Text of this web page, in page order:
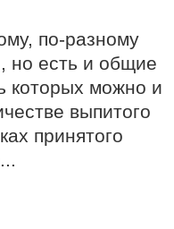
по-разному
но есть и общие
которых можно и
выпитого
принятого